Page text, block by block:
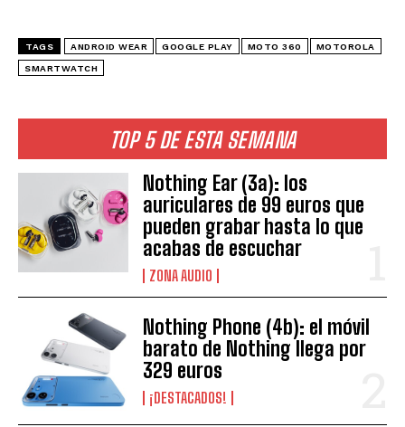
TOP 5 DE ESTA SEMANA
Nothing Ear (3a): los
auriculares de 99 euros que
pueden grabar hasta lo que
acabas de escuchar
ZONA AUDIO
Nothing Phone (4b): el móvil
barato de Nothing llega por
329 euros
¡DESTACADOS!
TAGS ANDROID WEAR GOOGLE PLAY MOTO 360 MOTOROLA
SMARTWATCH